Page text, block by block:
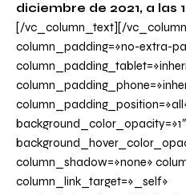
diciembre de 2021, a las
[/vc_column_text][/
column_padding=»no-extra-
background_color_opacity=»1″
column_shadow=»none»
column_link_target=»_self»